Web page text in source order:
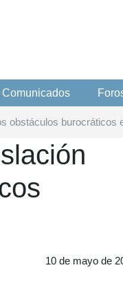
Comunicados
obstáculos burocráticos
10 de mayo de